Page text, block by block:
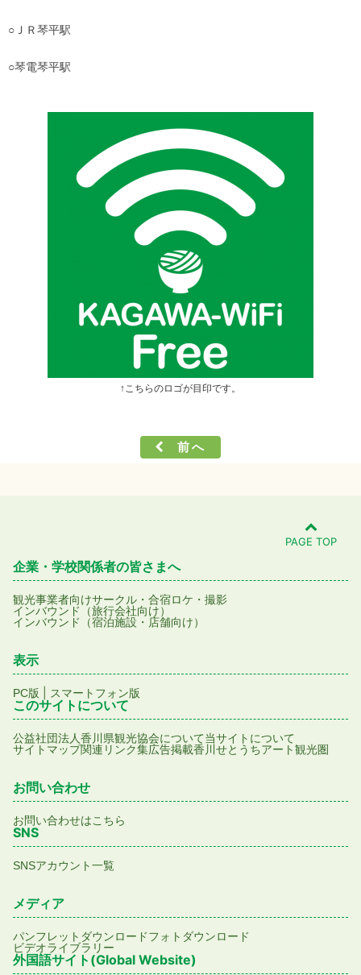
○ＪＲ琴平駅
○琴電琴平駅
↑こちらのロゴが目印です。
前へ
PAGE TOP
企業・学校関係者の皆さまへ
観光事業者向けサークル・合宿ロケ・撮影
インバウンド（旅行会社向け）
インバウンド（宿泊施設・店舗向け）
表示
PC版 スマートフォン版
このサイトについて
公益社団法人香川県観光協会について当サイトについて
サイトマップ関連リンク集広告掲載香川せとうちアート観光圏
お問い合わせ
お問い合わせはこちら
SNS
SNSアカウント一覧
メディア
パンフレットダウンロードフォトダウンロード
ビデオライブラリー
外国語サイト(Global Website)